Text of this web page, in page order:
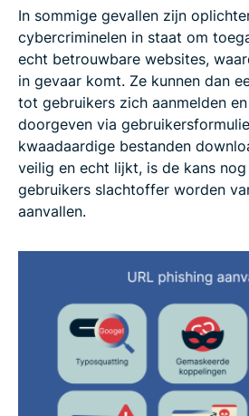
In sommige gevallen zijn
cybercriminelen in staat om
echt betrouwbare websites,
in gevaar komt. Ze kunnen dan
tot gebruikers zich aanmelden
doorgeven via
kwaadaardige bestanden
veilig en echt lijkt, is de kans
gebruikers slachtoffer worden
aanvallen.